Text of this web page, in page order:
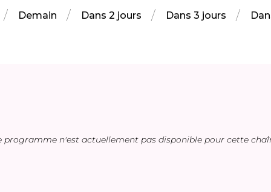
Demain Dans 2 jours Dans 3 jours
programme n'est actuellement pas disponible pour cette